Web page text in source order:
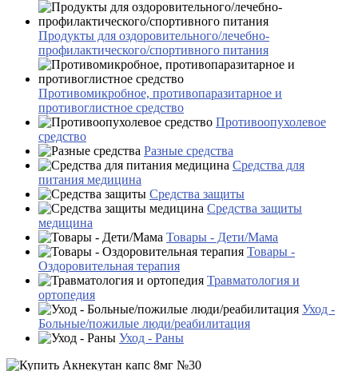
Продукты для оздоровительного/лечебно-
профилактического/спортивного питания
Противомикробное, противопаразитарное и
противоглистное средство
Противоопухолевое
средство
Разные средства
Средства для
питания медицина
Средства защиты
Средства защиты
медицина
Товары - Дети/Мама
Товары -
Оздоровительная терапия
Травматология и
ортопедия
Уход -
Больные/пожилые люди/реабилитация
Уход - Раны